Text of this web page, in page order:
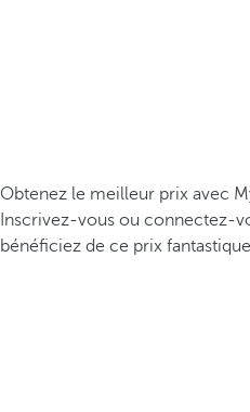
Obtenez le meilleur prix avec
Inscrivez-vous ou connectez-
bénéficiez de ce prix